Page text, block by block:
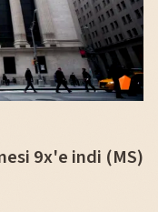
9x'e indi (MS)